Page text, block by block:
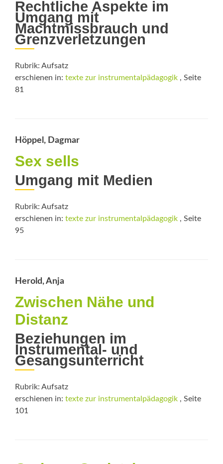
Rechtliche Aspekte im
Umgang mit
Machtmissbrauch und
Grenzverletzungen
Rubrik: Aufsatz
erschienen in: texte zur instrumentalpädagogik , Seite
81
Höppel, Dagmar
Sex sells
Umgang mit Medien
Rubrik: Aufsatz
erschienen in: texte zur instrumentalpädagogik , Seite
95
Herold, Anja
Zwischen Nähe und
Distanz
Beziehungen im
Instrumental- und
Gesangsunterricht
Rubrik: Aufsatz
erschienen in: texte zur instrumentalpädagogik , Seite
101